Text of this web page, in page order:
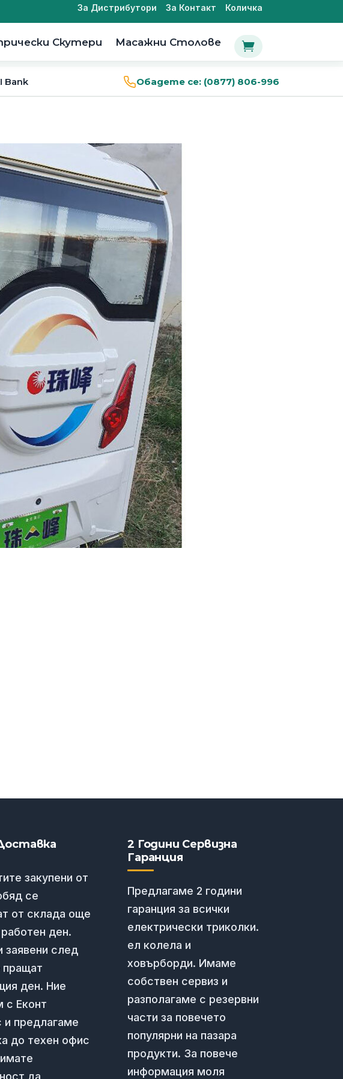
За Дистрибутори За Контакт Количка
Скутери Масажни Столове 
Bank Обадете се: (0877) 806-996
закупени от
се
от склада още
ден.
заявени след
пращат
ден. Ние
с Еконт
и предлагаме
до техен офис
да
2 Години Сервизна
Гаранция
Предлагаме 2 години
гаранция за всички
електрически триколки.
ел колела и
ховърборди. Имаме
собствен сервиз и
разполагаме с резервни
части за повечето
популярни на пазара
продукти. За повече
информация моля